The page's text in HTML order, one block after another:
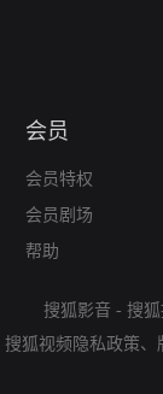
会员
会员特权
会员剧场
帮助
搜狐影音 - 搜
搜狐视频隐私政策、